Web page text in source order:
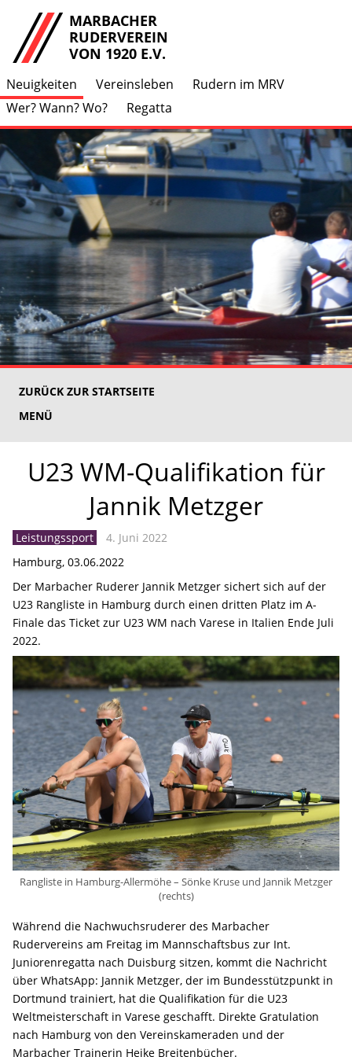
MARBACHER
RUDERVEREIN
VON 1920 E.V.
Neuigkeiten Vereinsleben
Rudern im MRV
Wer? Wann? Wo?
Regatta
ZURÜCK ZUR STARTSEITE
MENÜ
U23 WM-Qualifikation für
Jannik Metzger
Leistungssport
4. Juni 2022
Hamburg, 03.06.2022
Der Marbacher Ruderer Jannik Metzger sichert sich auf der
U23 Rangliste in Hamburg durch einen dritten Platz im A-
Finale das Ticket zur U23 WM nach Varese in Italien Ende Juli
2022.
Rangliste in Hamburg-Allermöhe – Sönke Kruse und Jannik Metzger
(rechts)
Während die Nachwuchsruderer des Marbacher
Rudervereins am Freitag im Mannschaftsbus zur Int.
Juniorenregatta nach Duisburg sitzen, kommt die Nachricht
über WhatsApp: Jannik Metzger, der im Bundesstützpunkt in
Dortmund trainiert, hat die Qualifikation für die U23
Weltmeisterschaft in Varese geschafft. Direkte Gratulation
nach Hamburg von den Vereinskameraden und der
Marbacher Trainerin Heike Breitenbücher.